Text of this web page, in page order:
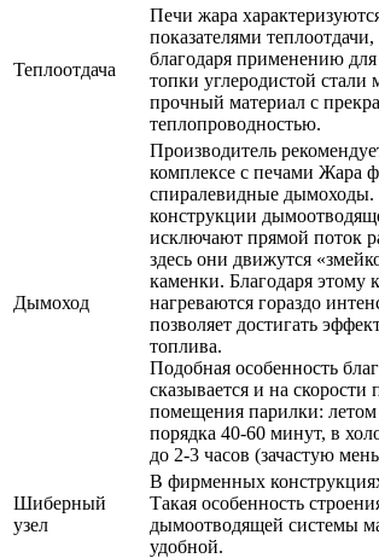
Теплоотдача
Печи жара
показателями теплоотдачи,
благодаря применению для
топки углеродистой стали
прочный материал с
теплопроводностью.
Дымоход
Производитель
комплексе с печами Жара
спиралевидные дымоходы.
конструкции
исключают прямой поток
здесь они движутся
каменки. Благодаря этому
нагреваются гораздо
позволяет достигать
топлива.
Подобная особенность
сказывается и на скорости
помещения парилки: летом
порядка 40-60 минут, в
до 2-3 часов (зачастую
Шиберный
узел
В фирменных
Такая особенность
дымоотводящей системы
удобной.